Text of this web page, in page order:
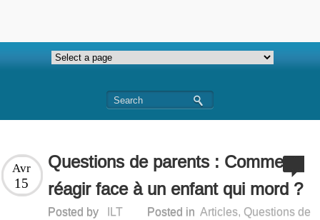
Questions de parents : Comment
réagir face à un enfant qui mord ?
Avr
15
Posted by ILT Posted in Articles, Questions de